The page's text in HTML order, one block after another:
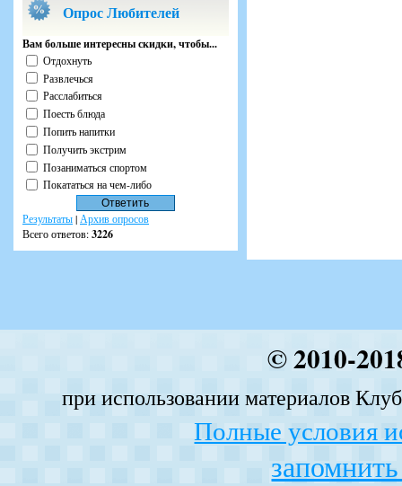
Опрос Любителей
Вам больше интересны скидки, чтобы...
Отдохнуть
Развлечься
Расслабиться
Поесть блюда
Попить напитки
Получить экстрим
Позаниматься спортом
Покататься на чем-либо
Результаты| Архив опросов
Всего ответов:3226
© 2010-
при использовании материалов
Полные условия